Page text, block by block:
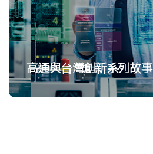
高通與台灣創新系列故事